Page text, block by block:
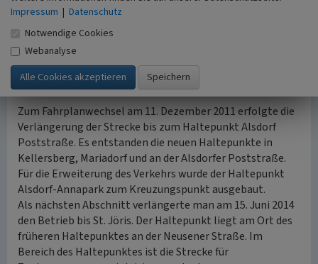
Euregiobahn bis zum neu gestalteten Haltepunkt
Alsdorf-Annapark. Am früheren Haltepunkt
Wilhelmschacht wurde der neue Haltepunkt Alsdorf-
Busch angelegt. Beide Haltepunkte besitzen eine
moderne Einrichtung.
Zum Fahrplanwechsel am 11. Dezember 2011 erfolgte die
Verlängerung der Strecke bis zum Haltepunkt Alsdorf
Poststraße. Es entstanden die neuen Haltepunkte in
Kellersberg, Mariadorf und an der Alsdorfer Poststraße.
Für die Erweiterung des Verkehrs wurde der Haltepunkt
Alsdorf-Annapark zum Kreuzungspunkt ausgebaut.
Als nächsten Abschnitt verlängerte man am 15. Juni 2014
den Betrieb bis St. Jöris. Der Haltepunkt liegt am Ort des
früheren Haltepunktes an der Neusener Straße. Im
Bereich des Haltepunktes ist die Strecke für
Impressum | Datenschutz
Notwendige Cookies
Webanalyse